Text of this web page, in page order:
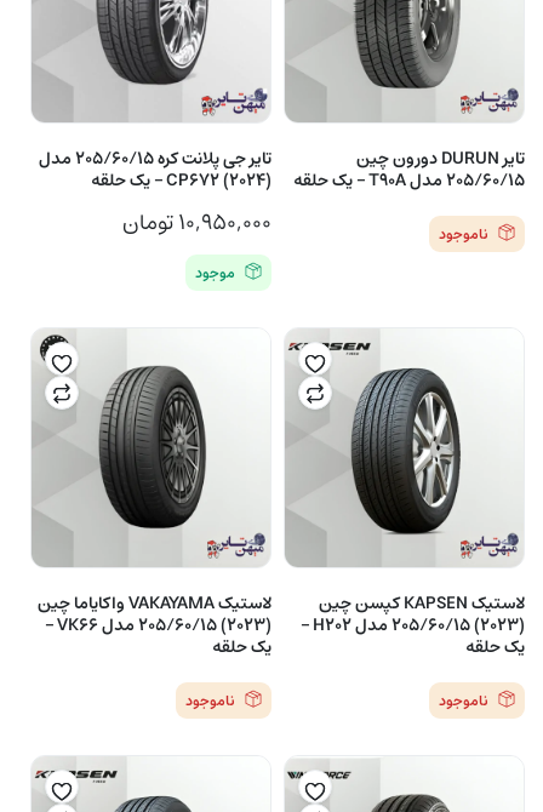
تایر DURUN دورون چین
205/60/15 مدل T90A – یک حلقه
ناموجود
تایر جی پلانت کره 205/60/15 مدل
(2024) CP672 – یک حلقه
۱۰,۹۵۰,۰۰۰تومان
موجود
لاستیک KAPSEN کپسن چین
(2023) 205/60/15 مدل H202 –
یک حلقه
ناموجود
لاستیک VAKAYAMA واکایاما چین
(2023) 205/60/15 مدل VK66 –
یک حلقه
ناموجود